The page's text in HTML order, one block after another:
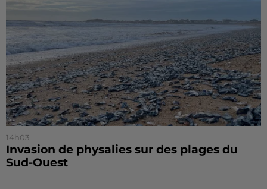
14h03
Invasion de physalies sur des plages du
Sud-Ouest